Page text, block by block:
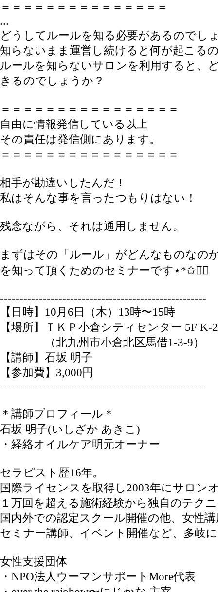
＝＝＝＝＝＝＝＝＝＝＝＝＝＝＝
...
どうしてルールを知る必要があるのでし
知らないまま運営し続けると何が起こる
ルールを知らないサロンを利用すると、
きるのでしょうか？
＝＝＝＝＝＝＝＝＝＝＝＝＝＝＝＝
自由に情報発信している以上
その責任は発信側にあります。
＝＝＝＝＝＝＝＝＝＝＝＝＝＝＝＝
相手が勘違いしたんだ！
私はそんな事を言ったつもりはない！
残念ながら、それは通用しません。
まずはその「ルール」がどんなものなの
を知って頂くためのセミナーです⋆*✩◡̈⃝
-----------------------------------------------------
【日時】10月6日（木）13時〜15時
【場所】ＴＫＰ小倉シティセンター 5F K-
​ （北九州市小倉北区馬借1-3-9）
【講師】石坂 明子
【参加費】3,000円
-----------------------------------------------------
＊講師プロフィール＊
石坂 明子(いしざか あきこ)
・経絡オイルケア明元オーナー
セラピスト歴16年。
国際ライセンスを取得し2003年にサロン
１万回を超える施術経験から独自のテク
国内外での認定スクール開催の他、女性
セミナー講師、イベント開催など、多岐
女性支援団体
・NPO法人ウーマンサポートMore代表